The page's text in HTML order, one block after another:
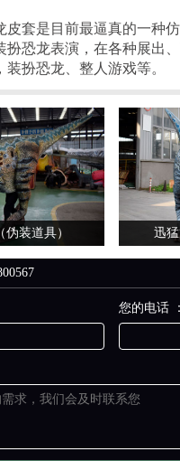
是目前最逼真的一种仿
扮恐龙表演，在各种展出
装扮恐龙、整人游戏等。
伪装道具） 迅猛
您的电话 ：